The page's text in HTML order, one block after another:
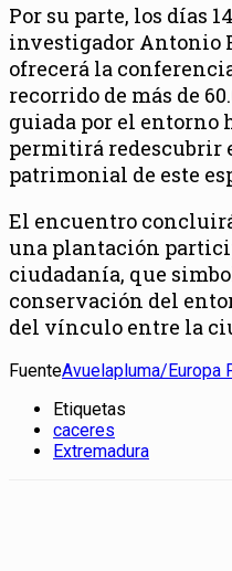
Por su parte, los días
investigador Antonio
ofrecerá la
recorrido de más de
guiada por el entorno
permitirá redescubrir
patrimonial de este
El encuentro
una plantación
ciudadanía, que
conservación del
del vínculo entre la
FuenteAvuelapluma/Europa
Etiquetas
caceres
Extremadura